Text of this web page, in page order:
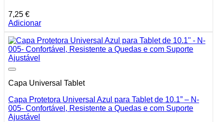
7,25 €
Adicionar
Capa Universal Tablet
Capa Protetora Universal Azul para Tablet de 10.1” – N-
005- Confortável, Resistente a Quedas e com Suporte
Ajustável